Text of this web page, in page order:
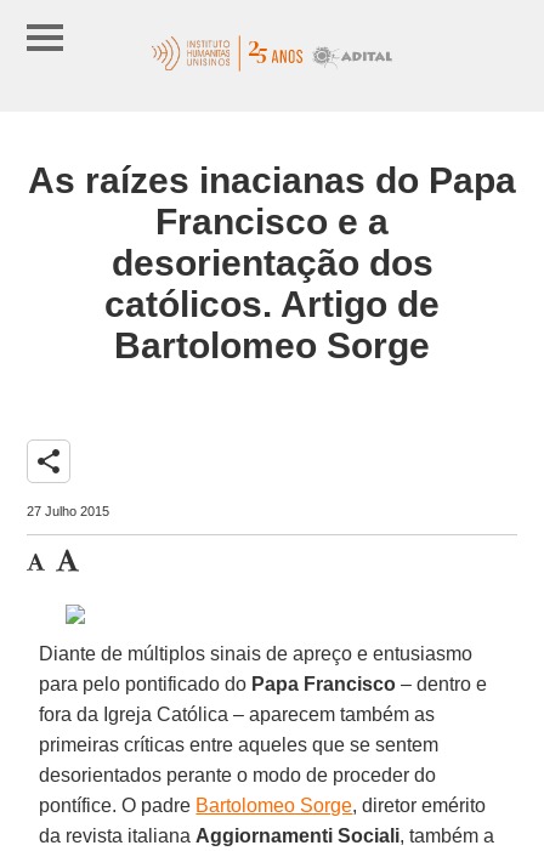
As raízes inacianas do Papa
Francisco e a
desorientação dos
católicos. Artigo de
Bartolomeo Sorge
share
27 Julho 2015
Diante de múltiplos sinais de apreço e entusiasmo
para pelo pontificado do Papa Francisco – dentro e
fora da Igreja Católica – aparecem também as
primeiras críticas entre aqueles que se sentem
desorientados perante o modo de proceder do
pontífice. O padre Bartolomeo Sorge, diretor emérito
da revista italiana Aggiornamenti Sociali, também a